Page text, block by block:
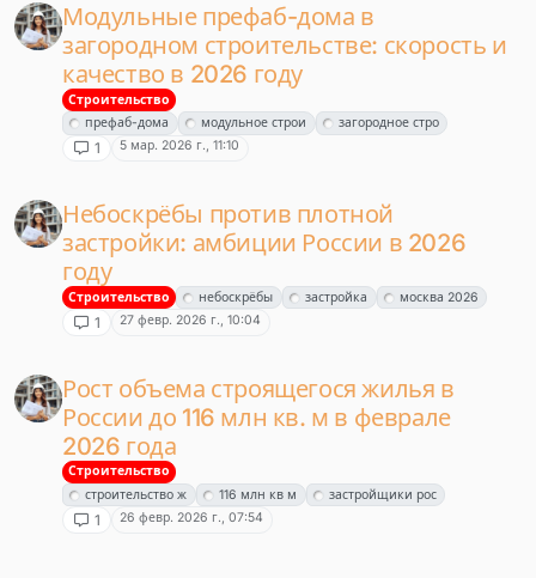
Модульные префаб-дома в
загородном строительстве: скорость и
качество в 2026 году
Строительство
префаб-дома
модульное строи загородное стро
1 5 мар. 2026 г., 11:10
Небоскрёбы против плотной
застройки: амбиции России в 2026
году
Строительство небоскрёбы застройка москва 2026
1 27 февр. 2026 г., 10:04
Рост объема строящегося жилья в
России до 116 млн кв. м в феврале
2026 года
Строительство
строительство ж
116 млн кв м застройщики рос
1 26 февр. 2026 г., 07:54